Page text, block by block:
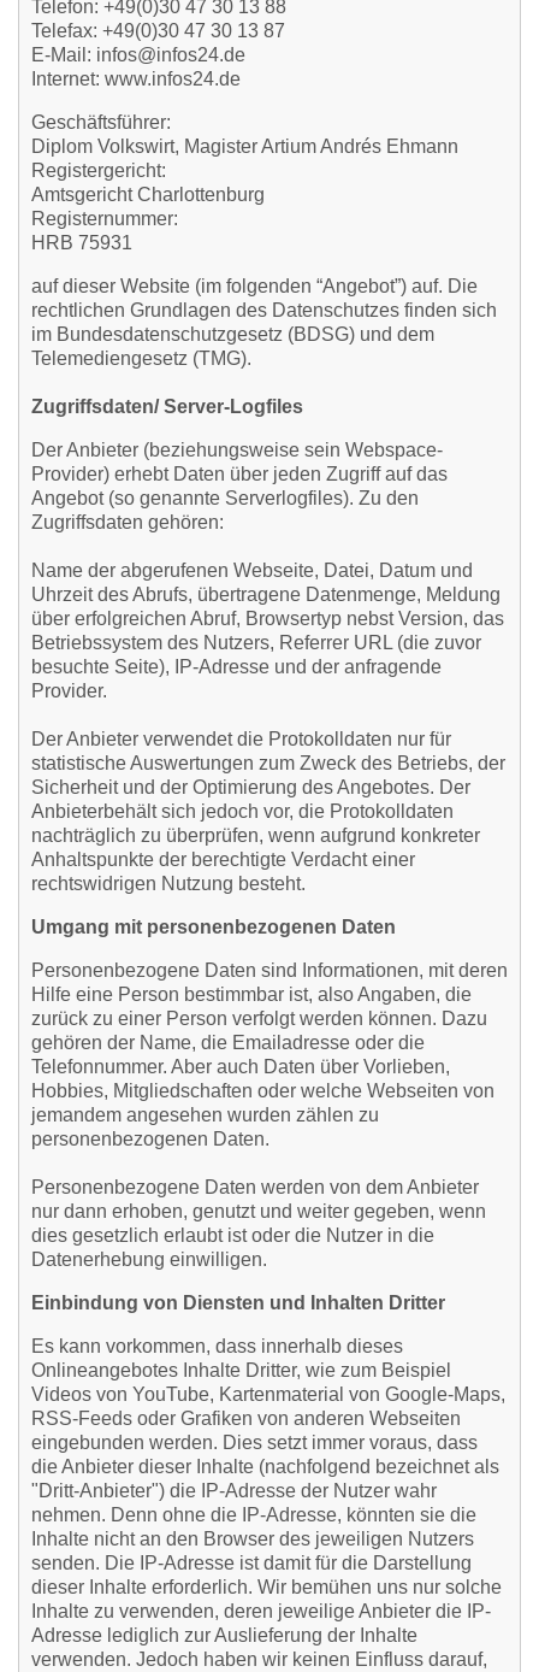
Telefon: +49(0)30 47 30 13 88
Telefax: +49(0)30 47 30 13 87
E-Mail: infos@infos24.de
Internet: www.infos24.de
Geschäftsführer:
Diplom Volkswirt, Magister Artium Andrés Ehmann
Registergericht:
Amtsgericht Charlottenburg
Registernummer:
HRB 75931
auf dieser Website (im folgenden “Angebot”) auf. Die
rechtlichen Grundlagen des Datenschutzes finden sich
im Bundesdatenschutzgesetz (BDSG) und dem
Telemediengesetz (TMG).
Zugriffsdaten/ Server-Logfiles
Der Anbieter (beziehungsweise sein Webspace-
Provider) erhebt Daten über jeden Zugriff auf das
Angebot (so genannte Serverlogfiles). Zu den
Zugriffsdaten gehören:
Name der abgerufenen Webseite, Datei, Datum und
Uhrzeit des Abrufs, übertragene Datenmenge, Meldung
über erfolgreichen Abruf, Browsertyp nebst Version, das
Betriebssystem des Nutzers, Referrer URL (die zuvor
besuchte Seite), IP-Adresse und der anfragende
Provider.
Der Anbieter verwendet die Protokolldaten nur für
statistische Auswertungen zum Zweck des Betriebs, der
Sicherheit und der Optimierung des Angebotes. Der
Anbieterbehält sich jedoch vor, die Protokolldaten
nachträglich zu überprüfen, wenn aufgrund konkreter
Anhaltspunkte der berechtigte Verdacht einer
rechtswidrigen Nutzung besteht.
Umgang mit personenbezogenen Daten
Personenbezogene Daten sind Informationen, mit deren
Hilfe eine Person bestimmbar ist, also Angaben, die
zurück zu einer Person verfolgt werden können. Dazu
gehören der Name, die Emailadresse oder die
Telefonnummer. Aber auch Daten über Vorlieben,
Hobbies, Mitgliedschaften oder welche Webseiten von
jemandem angesehen wurden zählen zu
personenbezogenen Daten.
Personenbezogene Daten werden von dem Anbieter
nur dann erhoben, genutzt und weiter gegeben, wenn
dies gesetzlich erlaubt ist oder die Nutzer in die
Datenerhebung einwilligen.
Einbindung von Diensten und Inhalten Dritter
Es kann vorkommen, dass innerhalb dieses
Onlineangebotes Inhalte Dritter, wie zum Beispiel
Videos von YouTube, Kartenmaterial von Google-Maps,
RSS-Feeds oder Grafiken von anderen Webseiten
eingebunden werden. Dies setzt immer voraus, dass
die Anbieter dieser Inhalte (nachfolgend bezeichnet als
"Dritt-Anbieter") die IP-Adresse der Nutzer wahr
nehmen. Denn ohne die IP-Adresse, könnten sie die
Inhalte nicht an den Browser des jeweiligen Nutzers
senden. Die IP-Adresse ist damit für die Darstellung
dieser Inhalte erforderlich. Wir bemühen uns nur solche
Inhalte zu verwenden, deren jeweilige Anbieter die IP-
Adresse lediglich zur Auslieferung der Inhalte
verwenden. Jedoch haben wir keinen Einfluss darauf,